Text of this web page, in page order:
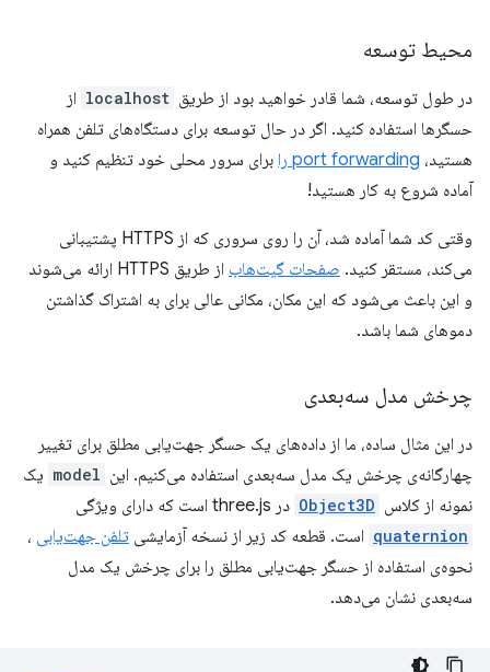
محیط توسعه
در طول توسعه، شما قادر خواهید بود از طریق localhost از
حسگرها استفاده کنید. اگر در حال توسعه برای دستگاه‌های تلفن همراه
هستید، port forwarding را
برای سرور محلی خود تنظیم کنید و
آماده شروع به کار هستید!
وقتی کد شما آماده شد، آن را روی سروری که از HTTPS پشتیبانی
می‌کند، مستقر کنید. صفحات گیت‌هاب
از طریق HTTPS ارائه می‌شوند
و این باعث می‌شود که این مکان، مکانی عالی برای به اشتراک گذاشتن
دموهای شما باشد.
چرخش مدل سه‌بعدی
در این مثال ساده، ما از داده‌های یک حسگر جهت‌یابی مطلق برای تغییر
چهارگانه‌ی چرخش یک مدل سه‌بعدی استفاده می‌کنیم. این model یک
نمونه از کلاس Object3D در three.js است که دارای ویژگی
quaternion است. قطعه کد زیر از نسخه آزمایشی تلفن جهت‌یابی ،
نحوه‌ی استفاده از حسگر جهت‌یابی مطلق را برای چرخش یک مدل
سه‌بعدی نشان می‌دهد.